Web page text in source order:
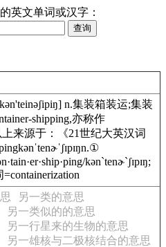
英文单词或汉字：
n.集装箱装运;集装
shipping,亦称作
上来源于：《21世纪大英汉词
kən`tenɚ`ʃɪpɪŋ;
=containerization
另一类的意思
另一类似的的意思
另一行星来的生物的意思
另一雄核与二极核结合的意思